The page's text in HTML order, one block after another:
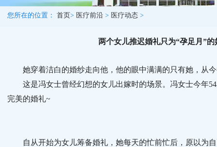
您所在的位置： 首页> 医疗前沿 > 医疗动态 >
两个女儿推迟婚礼只为“孕足月”
她穿着洁白的婚纱走向他，他的眼中满满的只有她，从今
这是冯女士曾经幻想的女儿出嫁时的场景。冯女士今年54
完美的婚礼~
自从开始为女儿筹备婚礼，她每天的忙前忙后，原以为自